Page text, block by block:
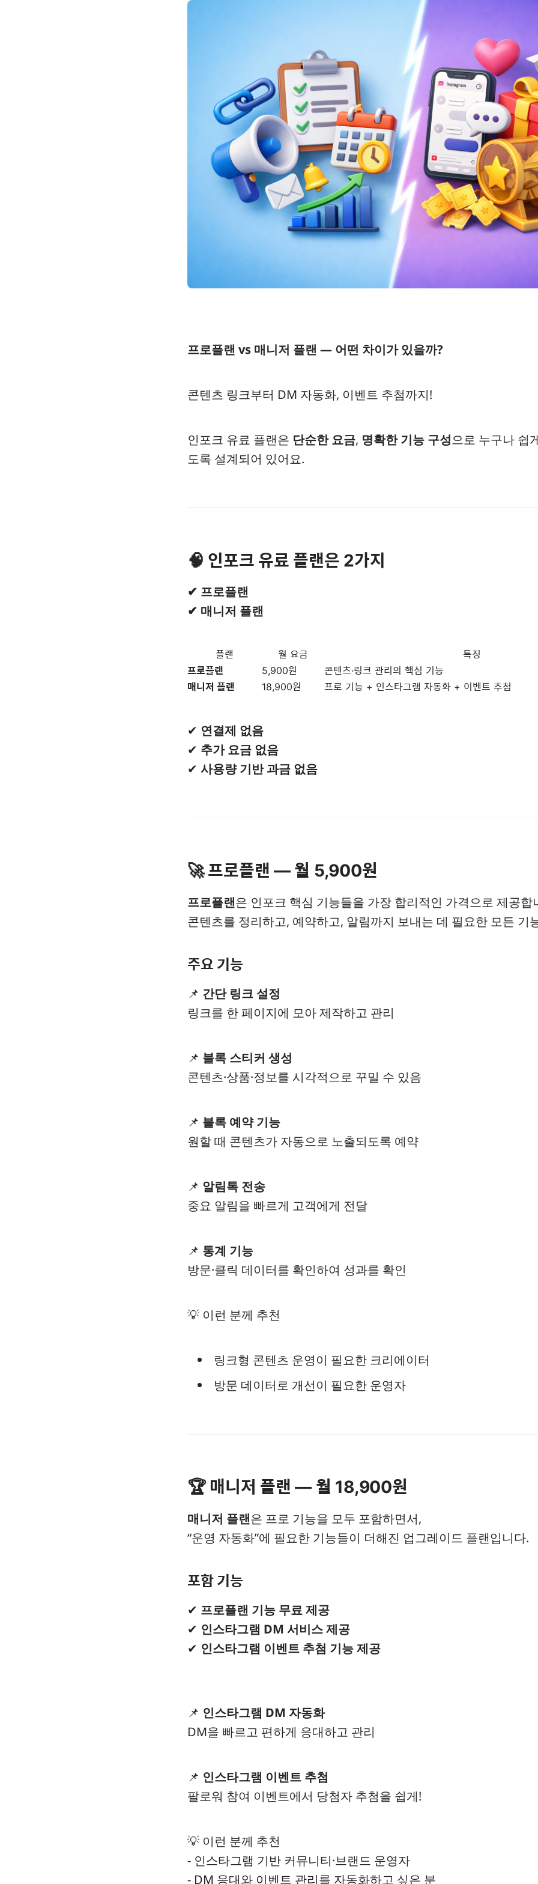
프로플랜 vs 매니저 플랜 — 어떤 차이가 있을까?
콘텐츠 링크부터 DM 자동화, 이벤트 추첨까지!
인포크 유료 플랜은 단순한 요금, 명확한 기능 구성으로 누구나 쉽
도록 설계되어 있어요.
🧠 인포크 유료 플랜은 2가지
✔ 프로플랜
✔ 매니저 플랜
플랜 월 요금
특징
프로플랜
5,900원
콘텐츠·링크 관리의 핵심 기능
매니저 플랜
18,900원 프로 기능 + 인스타그램 자동화 + 이벤트 추첨
✔ 연결제 없음
✔ 추가 요금 없음
✔ 사용량 기반 과금 없음
🚀 프로플랜 — 월 5,900원
프로플랜은 인포크 핵심 기능들을 가장 합리적인 가격으로 제공합
콘텐츠를 정리하고, 예약하고, 알림까지 보내는 데 필요한 모든 기
주요 기능
📌 간단 링크 설정
링크를 한 페이지에 모아 제작하고 관리
📌 블록 스티커 생성
콘텐츠·상품·정보를 시각적으로 꾸밀 수 있음
📌 블록 예약 기능
원할 때 콘텐츠가 자동으로 노출되도록 예약
📌 알림톡 전송
중요 알림을 빠르게 고객에게 전달
📌 통계 기능
방문·클릭 데이터를 확인하여 성과를 확인
💡 이런 분께 추천
링크형 콘텐츠 운영이 필요한 크리에이터
방문 데이터로 개선이 필요한 운영자
🏆 매니저 플랜 — 월 18,900원
매니저 플랜은 프로 기능을 모두 포함하면서,
“운영 자동화”에 필요한 기능들이 더해진 업그레이드 플랜입니다.
포함 기능
✔ 프로플랜 기능 무료 제공
✔ 인스타그램 DM 서비스 제공
✔ 인스타그램 이벤트 추첨 기능 제공
📌 인스타그램 DM 자동화
DM을 빠르고 편하게 응대하고 관리
📌 인스타그램 이벤트 추첨
팔로워 참여 이벤트에서 당첨자 추첨을 쉽게!
💡 이런 분께 추천
- 인스타그램 기반 커뮤니티·브랜드 운영자
- DM 응대와 이벤트 관리를 자동화하고 싶은 분